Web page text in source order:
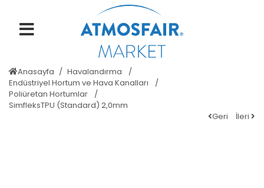
Anasayfa
Havalandırma
Endüstriyel Hortum ve Hava Kanalları
Poliüretan Hortumlar
SimfleksTPU (Standard) 2,0mm
Geri
İleri